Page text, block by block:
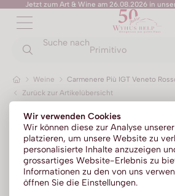
Wir verwenden Cookies
Wir können diese zur Analyse
platzieren, um unsere Website zu
personalisierte Inhalte anzuzeigen
grossartiges Website-Erlebnis zu
Informationen zu den von uns
öffnen Sie die Einstellungen.
Jetzt zum Art & Wine am 26.08.2026 in
Suche nach
Primitivo
Weine
Carmenere Più IGT Veneto
Zurück zur Artikelübersicht
ZURÜCK
Champagner
Prosecco
Franciacorta
Sparkling
Méthode traditionelle
ZURÜCK
Portwein
Absinth
Aperitif | Bitter
Calvados
Cognac | Armagnac
ZURÜCK
No Alc - Sparkling
No Alc - Stillwein
No Alc - Aperitif
No Alc - RTD Mixgetränke
Low Alc - Sparkling
ZURÜCK
Sommer-Sale
ZURÜCK
Senza Parole
Kylie Minogue Wines
Elton John Zero
AZZERIO
Tosone